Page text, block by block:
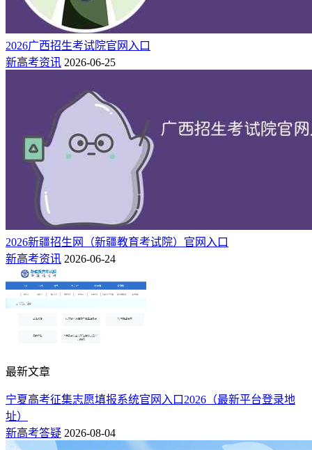
2026广西招生考试院官网入口
新高考资讯 2026-06-25
2026新疆招生网（新疆教育考试院）官网入口
新高考资讯 2026-06-24
最新文章
宁夏高考征集志愿填报系统官网入口2026（最新平台登录地
址）
新高考答疑 2026-08-04